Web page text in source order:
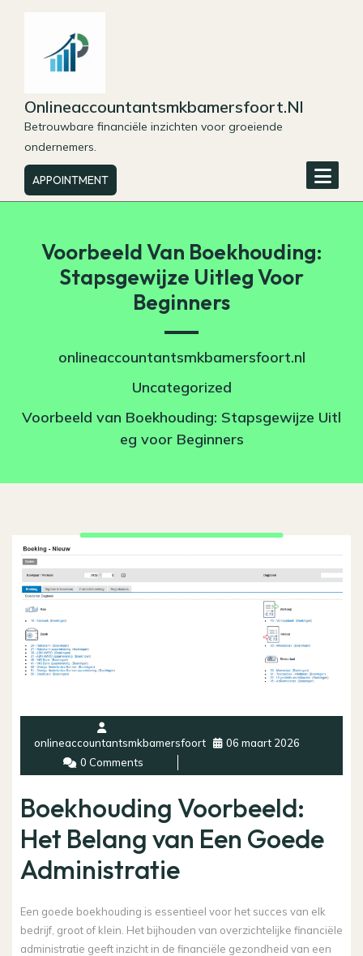
Onlineaccountantsmkbamersfoort.nl
Betrouwbare financiële inzichten voor groeiende
ondernemers.
APPOINTMENT
Voorbeeld Van Boekhouding:
Stapsgewijze Uitleg Voor
Beginners
onlineaccountantsmkbamersfoort.nl
Uncategorized
Voorbeeld van Boekhouding: Stapsgewijze Uitl
eg voor Beginners
onlineaccountantsmkbamersfoort
06 maart 2026
0 Comments
Boekhouding Voorbeeld:
Het Belang van Een Goede
Administratie
Een goede boekhouding is essentieel voor het succes van elk
bedrijf, groot of klein. Het bijhouden van overzichtelijke financiële
administratie geeft inzicht in de financiële gezondheid van een